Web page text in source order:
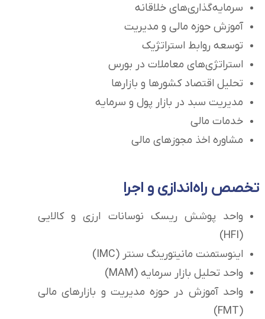
سرمایه‌گذاری‌های خلاقانه
آموزش حوزه مالی و مدیریت
توسعه روابط استراتژیک
استراتژی‌های معاملات در بورس
تحلیل اقتصاد کشور‌ها و بازار‌ها
مدیریت سبد در بازار پول و سرمایه
خدمات مالی
مشاوره اخذ مجوزهای مالی
تخصص راه‌اندازی و اجرا
واحد پوشش ریسک نوسانات ارزی و کالایی
(HFI)
اینوستمنت مانیتورینگ سنتر (IMC)
واحد تحلیل بازار سرمایه (MAM)
واحد آموزش در حوزه مدیریت و بازارهای مالی
(FMT)